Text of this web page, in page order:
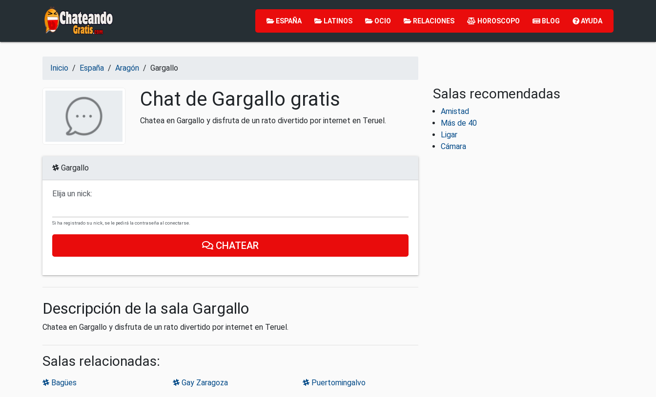
Salir del contenido
ESPAÑA LATINOS OCIO RELACIONES HOROSCOPO BLOG AYUDA
Inicio / España / Aragón / Gargallo
Chat de Gargallo gratis
Chatea en Gargallo y disfruta de un rato divertido por internet en Teruel.
Gargallo
Elija un nick:
Si ha registrado su nick, se le pedirá la contraseña al conectarse.
CHATEAR
Descripción de la sala Gargallo
Chatea en Gargallo y disfruta de un rato divertido por internet en Teruel.
Salas relacionadas:
Bagües Gay Zaragoza Puertomingalvo
Salas recomendadas
Amistad
Más de 40
Ligar
Cámara